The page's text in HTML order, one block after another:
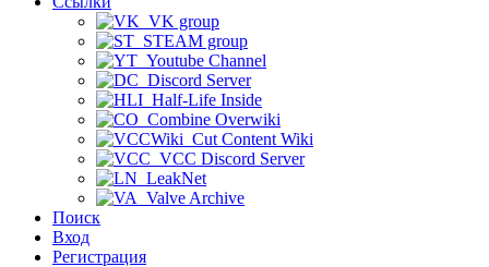
VK group
STEAM group
Youtube Channel
Discord Server
Half-Life Inside
Combine Overwiki
Cut Content Wiki
VCC Discord Server
LeakNet
Valve Archive
Поиск
Вход
Регистрация